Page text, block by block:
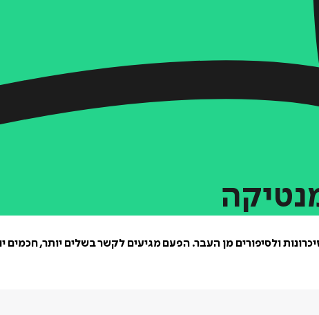
ולסיפורים מן העבר. הפעם מגיעים לקשר בשלים יותר, חכמים